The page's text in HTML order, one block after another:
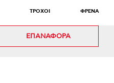
ΤΡΟΧΟΙ ΦΡΕΝΑ
ΕΠΑΝΑΦΟΡΑ